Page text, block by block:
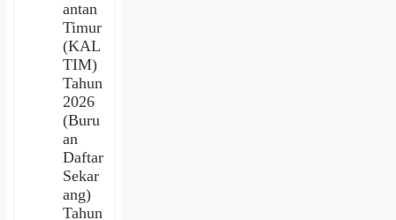
antan
Timur
(KAL
TIM)
Tahun
2026
(Buru
an
Daftar
Sekar
ang)
Tahun